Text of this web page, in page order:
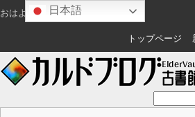
おはようございます さん
トップページ
日本語